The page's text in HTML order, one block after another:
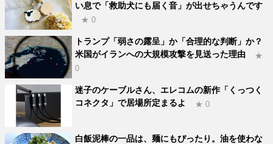
い息で「救助犬にも届く音」が出せちゃうんです
★ 0
トランプ「弱さの露呈」か「合理的な判断」か？
米国がイランへの大規模攻撃を見送った理由
★
0
迷子のケーブルさん、エレコムの新作「くっつく
コネクタ」で居場所定まるよ
★ 0
白飯泥棒の一品は、麺にもぴったり。油を使わな